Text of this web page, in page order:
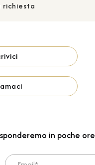
richiesta
in poche ore
Email*